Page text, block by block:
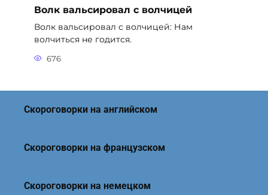
Волк вальсировал с волчицей
Волк вальсировал с волчицей: Нам
волчиться не годится.
676
Скороговорки на английском
Скороговорки на французском
Скороговорки на немецком